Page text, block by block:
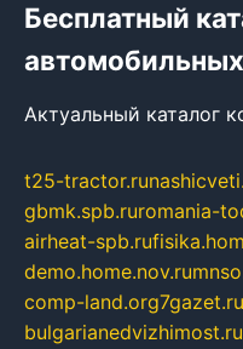
Бесплатный
Актуальный каталог
t25-tractor.ru
gbmk.spb.ruromania-
airheat-spb.ru
demo.home.nov.ru
comp-land.org7gazet.ru
bulgarianedvizhimost.ru